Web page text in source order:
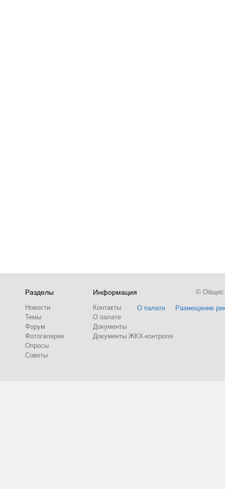
Разделы
Новости
Темы
Форум
Фотогалереи
Опросы
Советы
Информация
Контакты
О палате
Документы
Документы ЖКХ-контроля
О палате Размещение
©